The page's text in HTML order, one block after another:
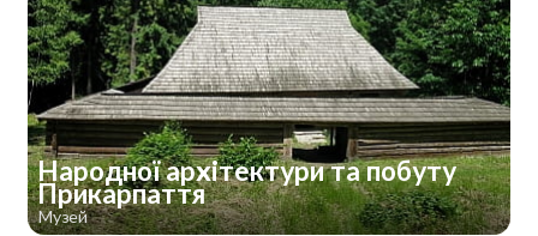
Народної архітектури та побуту
Прикарпаття
Музей